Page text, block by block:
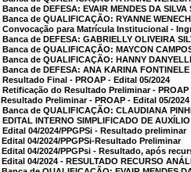
Banca de DEFESA: EVAIR MENDES DA SILVA
Banca de QUALIFICAÇÃO: RYANNE
Convocação para Matrícula Institucional -
Banca de DEFESA: GABRIELLY OLIVEIRA
Banca de QUALIFICAÇÃO: MAYCON
Banca de QUALIFICAÇÃO: HANNY
Banca de DEFESA: ANA KARINA
Resultado Final - PROAP - Edital 05/2024
Retificação do Resultado Preliminar - PROAP
Resultado Preliminar - PROAP - Edital 05/2024
Banca de QUALIFICAÇÃO: CLAUDIANA
EDITAL INTERNO SIMPLIFICADO DE
Edital 04/2024/PPGPSi - Resultado preliminar
Edital 04/2024/PPGPSi-Resultado Preliminar
Edital 04/2024/PPGPsi - Resultado, após
Edital 04/2024 - RESULTADO RECURSO